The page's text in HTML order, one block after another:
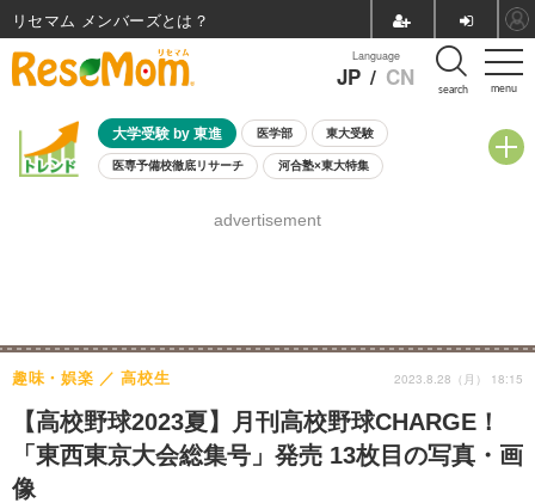
menu
Language
JP / CN search
大学受験 by 東進 医学部 東大受験
医専予備校徹底リサーチ 河合塾×東大特集
8月開催学校説明会・相談会
advertisement
【高校野球2023夏】月刊高校野球CHARGE！
「東西東京大会総集号」発売 13枚目の写真・画
像
趣味・娯楽 高校生 2023.8.28（月） 18:15
リセマム メンバーズ